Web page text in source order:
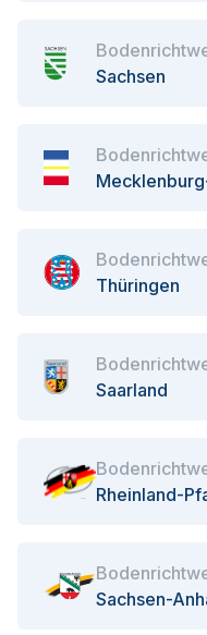
Sachsen
Thüringen
Saarland
Rheinland-
Sachsen-